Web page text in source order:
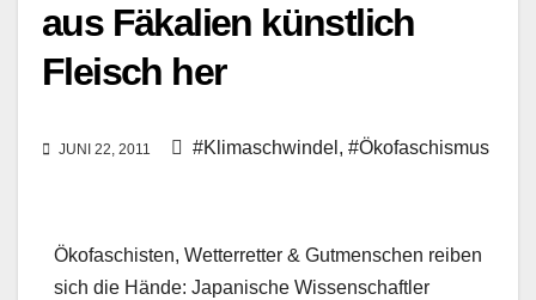
aus Fäkalien künstlich
Fleisch her
JUNI 22, 2011 #Klimaschwindel , #Ökofaschismus
Ökofaschisten, Wetterretter & Gutmenschen reiben
sich die Hände: Japanische Wissenschaftler